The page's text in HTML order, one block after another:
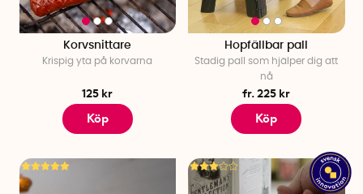
Korvsnittare
Krispig yta på korvarna
125 kr
Köp
Hopfällbar pall
Stadig pall som hjälper dig att
nå
fr. 225 kr
Köp